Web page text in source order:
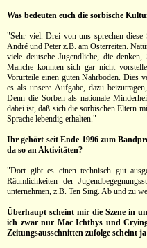
Was bedeuten euch die sorbische
"Sehr viel. Drei von uns sprechen diese
André und Peter z.B. am Osterreiten.
viele deutsche Jugendliche, die
Manche konnten sich gar nicht
Vorurteile einen guten Nährboden. Dies
es als unsere Aufgabe, dazu
Denn die Sorben als nationale
dabei ist, daß sich die sorbischen Eltern
Sprache lebendig erhalten."
Ihr gehört seit Ende 1996 zum
da so an Aktivitäten?
"Dort gibt es einen technisch gut
Räumlichkeiten der
unternehmen, z.B. Ten Sing. Ab und zu
Überhaupt scheint mir die Szene in
ich zwar nur Mac Ichthys und
Zeitungsausschnitten zufolge scheint